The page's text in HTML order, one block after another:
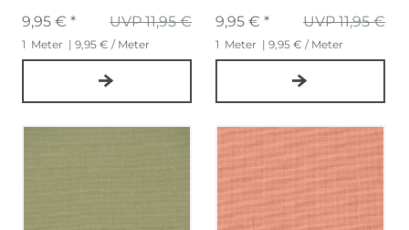
UVP 11,95 €
9,95 € *
1 Meter | 9,95 € / Meter
UVP 11,95 €
9,95 € *
1 Meter | 9,95 € / Meter